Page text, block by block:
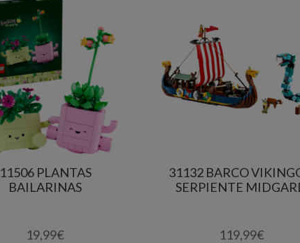
11506 PLANTAS
BAILARINAS
19,99€
31132 BARCO
SERPIENTE
119,99€